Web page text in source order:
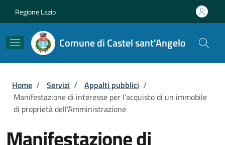
Regione Lazio
Comune di Castel sant'Angelo
Briciole di pane
Home / Servizi / Appalti pubblici /
Manifestazione di interesse per l'acquisto di un immobile
di proprietà dell'Amministrazione
Manifestazione di